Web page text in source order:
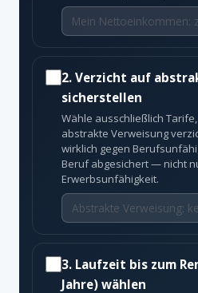
2. Verzicht auf
sicherstellen
Wähle ausschließlich
abstrakte Verweisung
wirklich gegen
Beruf abgesichert — nicht
Erwerbsunfähigkeit.
3. Laufzeit bis zum
Jahre) wählen